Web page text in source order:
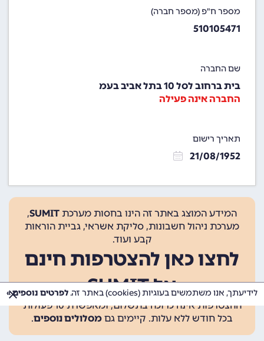
מספר ח"פ (מספר חברה)
510105471
שם החברה
בית ברחוב לסל 10 בתל אביב בעמ
החברה אינה פעילה
תאריך רישום
21/08/1952
המידע המוצג באתר זה הינו בחסות מערכת SUMIT
,
מערכת ניהול חשבונות, סליקת אשראי, גביית הוראות
קבע ועוד.
לחצו כאן להצטרפות חינם
אל SUMIT
ההצטרפות אינה כרוכה בתשלום, ומאפשרת 10 פעולות
בכל חודש ללא עלות. קיימים גם מסלולים נוספים.
לידיעתך, אנו משתמשים בעוגיות (cookies) באתר זה. לפרטים נוספים »